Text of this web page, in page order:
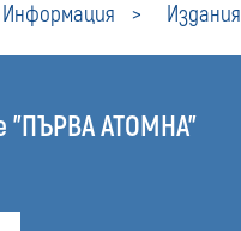
Информация Издания
"ПЪРВА АТОМНА"